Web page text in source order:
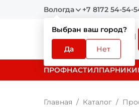
Вологда
Выбран ваш город?
Да Нет
+7 8172 54-54-
ПРОФНАСТИЛПАРНИКИ
Главная Каталог